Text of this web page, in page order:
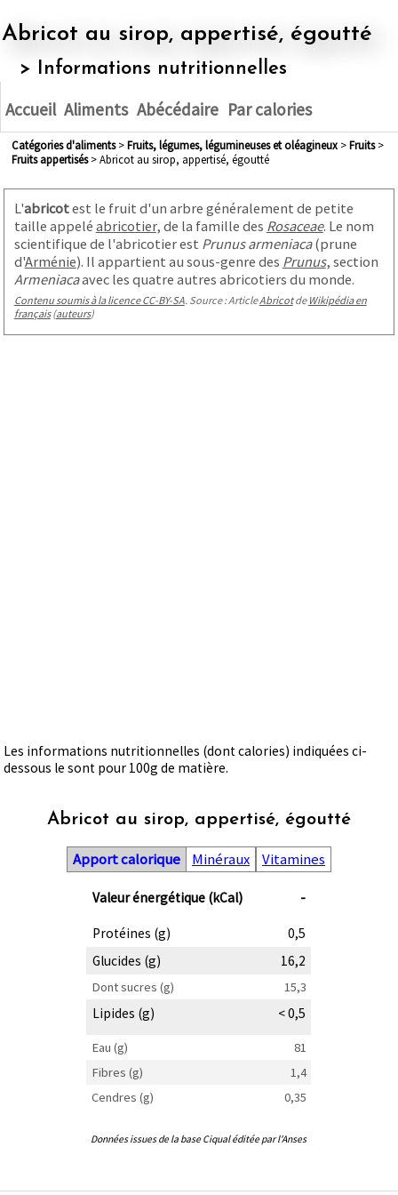
Abricot au sirop, appertisé, égoutté
> Informations nutritionnelles
Accueil Aliments Abécédaire Par calories
Catégories d'aliments> fruits, légumes, légumineuses et oléagineux> fruits>
fruits appertisés> Abricot au sirop, appertisé, égoutté
L'abricotest le fruit d'un arbre généralement de petite
taille appelé abricotier, de la famille des Rosaceae. Le nom
scientifique de l'abricotier est Prunus armeniaca(prune
d'Arménie). Il appartient au sous-genre des Prunus, section
Armeniacaavec les quatre autres abricotiers du monde.
Contenu soumis à la licence CC-BY-SA. Source : ArticleAbricotde Wikipédia en
français(auteurs)
Les informations nutritionnelles (dont calories) indiquées ci-
dessous le sont pour 100g de matière.
Abricot au sirop, appertisé, égoutté
Apport calorique Minéraux Vitamines
Valeur énergétique (kCal) -
Protéines (g)
0,5
Glucides (g)
16,2
Dont sucres (g) 15,3
Lipides (g) < 0,5
Eau (g)
81
Fibres (g)
1,4
Cendres (g)
0,35
Données issues de la base Ciqual éditée par l'Anses